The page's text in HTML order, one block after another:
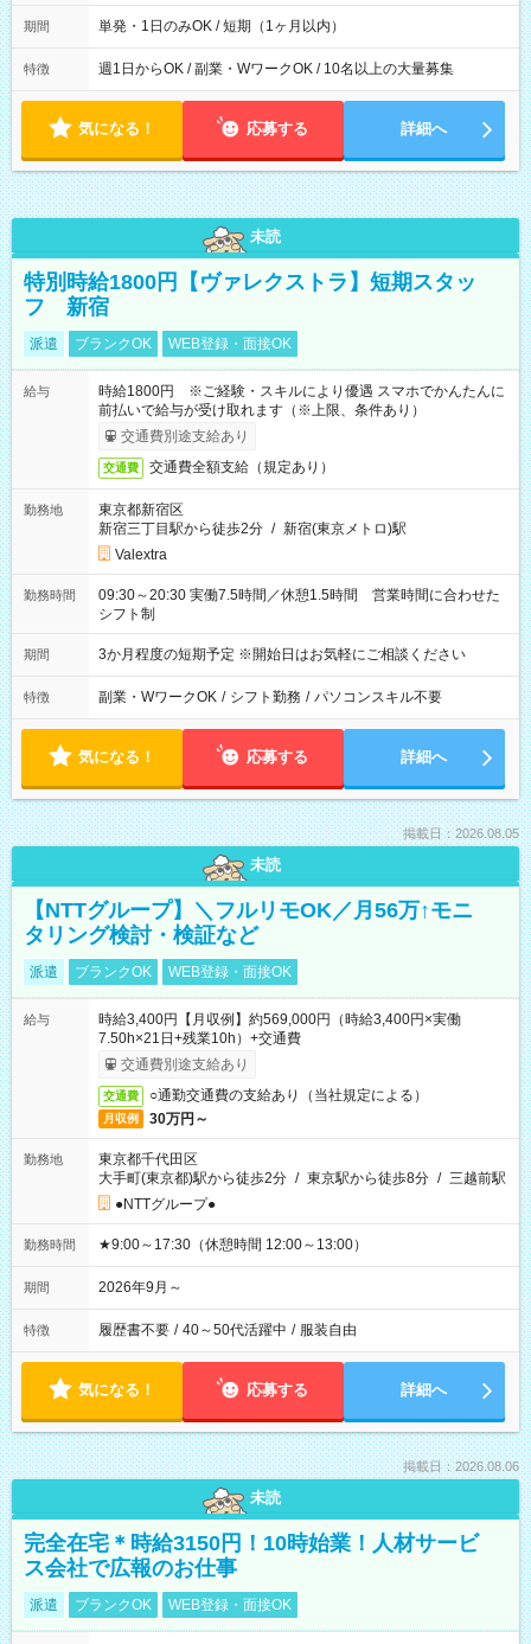
間は 試験により異なります。
期間 単発・1日のみOK / 短期（1ヶ月以内）
特徴 週1日からOK / 副業・WワークOK / 10名以上の大量募集
気になる！ 応募する 詳細へ
未読
特別時給1800円【ヴァレクストラ】短期スタッ
フ 新宿
派遣 ブランクOK WEB登録・面接OK
給与
時給1800円 ※ご経験・スキルにより優遇 スマホでかんたんに
前払いで給与が受け取れます（※上限、条件あり）
交通費別途支給あり
交通費 交通費全額支給（規定あり）
勤務地
東京都新宿区
新宿三丁目駅から徒歩2分 / 新宿(東京メトロ)駅
Valextra
勤務時間
09:30～20:30 実働7.5時間／休憩1.5時間 営業時間に合わせた
シフト制
期間 3か月程度の短期予定 ※開始日はお気軽にご相談ください
特徴 副業・WワークOK / シフト勤務 / パソコンスキル不要
気になる！ 応募する 詳細へ
掲載日：2026.08.05
未読
【NTTグループ】＼フルリモOK／月56万↑モニ
タリング検討・検証など
派遣 ブランクOK WEB登録・面接OK
給与
時給3,400円【月収例】約569,000円（時給3,400円×実働
7.50h×21日+残業10h）+交通費
交通費別途支給あり
交通費 ○通勤交通費の支給あり（当社規定による）
月収例 30万円～
勤務地
東京都千代田区
大手町(東京都)駅から徒歩2分 / 東京駅から徒歩8分 / 三越前駅
●NTTグループ●
勤務時間 ★9:00～17:30（休憩時間 12:00～13:00）
期間 2026年9月～
特徴 履歴書不要 / 40～50代活躍中 / 服装自由
気になる！ 応募する 詳細へ
掲載日：2026.08.06
未読
完全在宅＊時給3150円！10時始業！人材サービ
ス会社で広報のお仕事
派遣 ブランクOK WEB登録・面接OK